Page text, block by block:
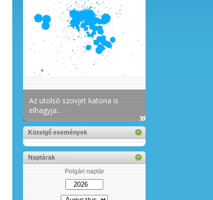
Közelgő események
Naptárak
Polgári naptár